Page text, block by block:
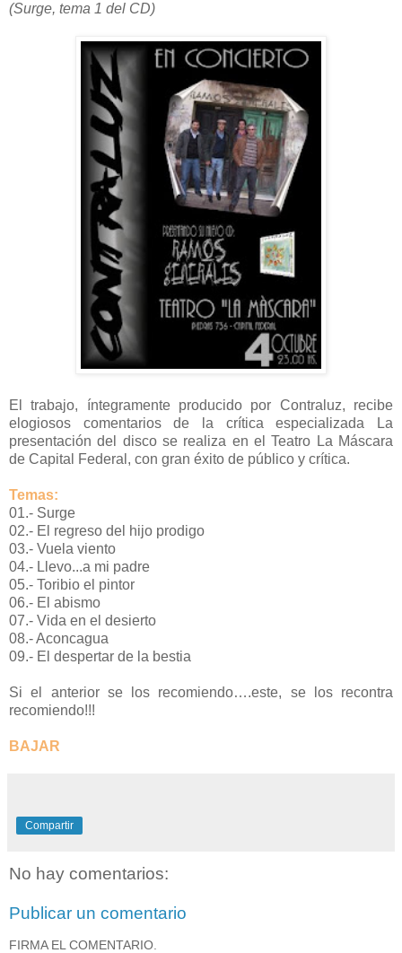
(Surge, tema 1 del CD)
El trabajo, íntegramente producido por Contraluz, recibe
elogiosos comentarios de la crítica especializada La
presentación del disco se realiza en el Teatro La Máscara
de Capital Federal, con gran éxito de público y crítica.
Temas:
01.- Surge
02.- El regreso del hijo prodigo
03.- Vuela viento
04.- Llevo...a mi padre
05.- Toribio el pintor
06.- El abismo
07.- Vida en el desierto
08.- Aconcagua
09.- El despertar de la bestia
Si el anterior se los recomiendo….este, se los recontra
recomiendo!!!
BAJAR
Compartir
No hay comentarios:
Publicar un comentario
FIRMA EL COMENTARIO.